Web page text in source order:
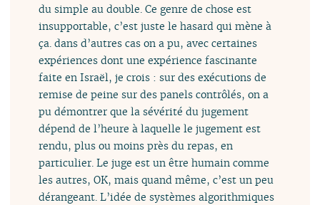
du simple au double. Ce genre de chose est
insupportable, c’est juste le hasard qui mène à
ça. dans d’autres cas on a pu, avec certaines
expériences dont une expérience fascinante
faite en Israël, je crois : sur des exécutions de
remise de peine sur des panels contrôlés, on a
pu démontrer que la sévérité du jugement
dépend de l’heure à laquelle le jugement est
rendu, plus ou moins près du repas, en
particulier. Le juge est un être humain comme
les autres, OK, mais quand même, c’est un peu
dérangeant. L’idée de systèmes algorithmiques